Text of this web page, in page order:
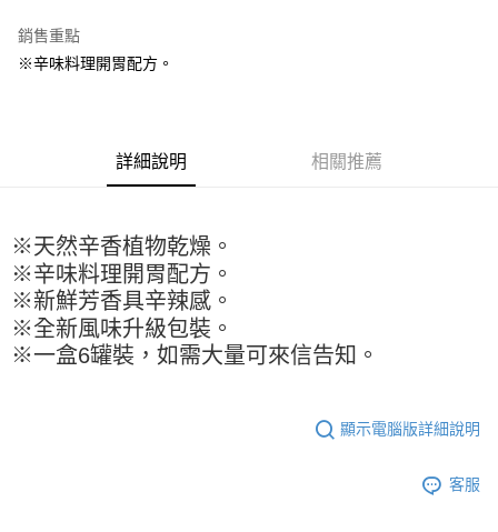
Apple Pay
相關說明
【關於「AFTEE先享後付」】
AFTEE先享後付是「在收到商品之後才付款」的支付方式。 讓您購物簡單
便利好安心！
１．簡單：不需註冊會員、不需綁卡、不需儲值。
２．便利：只要手機號碼，簡訊認證，即可結帳。
１．於結帳方式選擇「AFTEE先享後付」後，將跳轉至「AFTEE先享後付」
３．收到繳費通知簡訊後14天內，點擊此簡訊中的連結，可透過四大超商／
ATM付款
運送方式
付款後全家取貨-重量限制含紙箱10kg，請控制商品重量在9~
銷售重點
※辛味料理開胃配方。
詳細說明 相關推薦
※天然辛香植物乾燥。
※辛味料理開胃配方。
※新鮮芳香具辛辣感。
※全新風味升級包裝。
※一盒6罐裝，如需大量可來信告知。
顯示電腦版詳細說明
客服